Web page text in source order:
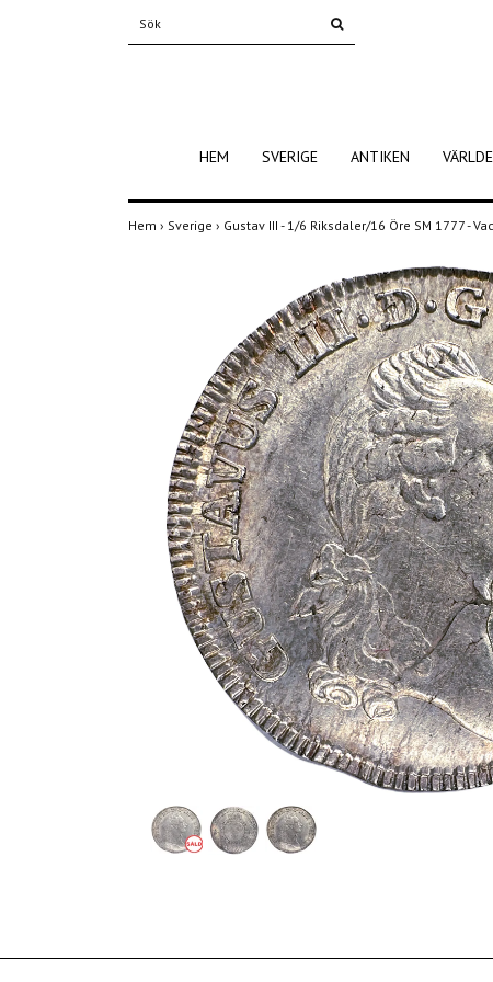
HEM SVERIGE ANTIKEN
Hem › Sverige › Gustav III - 1/6 Riksdaler/16 Öre SM 1777 -